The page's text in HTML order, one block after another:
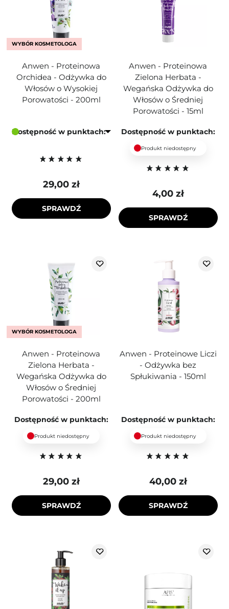
WYBÓR KOSMETOLOGA
Anwen - Proteinowa
Orchidea - Odżywka do
Włosów o Wysokiej
Porowatości - 200ml
Dostępność w punktach:
29,00 zł
SPRAWDŹ
Anwen - Proteinowa
Zielona Herbata -
Wegańska Odżywka do
Włosów o Średniej
Porowatości - 15ml
Dostępność w punktach:
Produkt niedostępny
4,00 zł
SPRAWDŹ
WYBÓR KOSMETOLOGA
Anwen - Proteinowa
Zielona Herbata -
Wegańska Odżywka do
Włosów o Średniej
Porowatości - 200ml
Dostępność w punktach:
Produkt niedostępny
29,00 zł
SPRAWDŹ
Anwen - Proteinowe Liczi
- Odżywka bez
Spłukiwania - 150ml
Dostępność w punktach:
Produkt niedostępny
40,00 zł
SPRAWDŹ